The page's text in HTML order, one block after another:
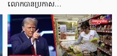
លោកបានប្រកាស…